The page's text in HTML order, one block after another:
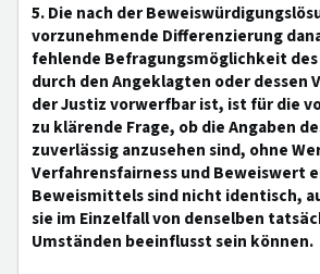
5. Die nach der
vorzunehmende Differenzierung
fehlende Befragungsmöglichkeit des
durch den Angeklagten oder dessen
der Justiz vorwerfbar ist, ist für die
zu klärende Frage, ob die Angaben
zuverlässig anzusehen sind, ohne
Verfahrensfairness und Beweiswert
Beweismittels sind nicht identisch,
sie im Einzelfall von denselben
Umständen beeinflusst sein können.